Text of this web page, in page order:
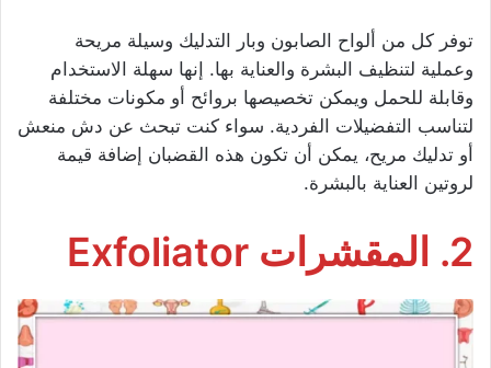
توفر كل من ألواح الصابون وبار التدليك وسيلة مريحة
وعملية لتنظيف البشرة والعناية بها. إنها سهلة الاستخدام
وقابلة للحمل ويمكن تخصيصها بروائح أو مكونات مختلفة
لتناسب التفضيلات الفردية. سواء كنت تبحث عن دش منعش
أو تدليك مريح، يمكن أن تكون هذه القضبان إضافة قيمة
لروتين العناية بالبشرة.
2. المقشرات Exfoliator